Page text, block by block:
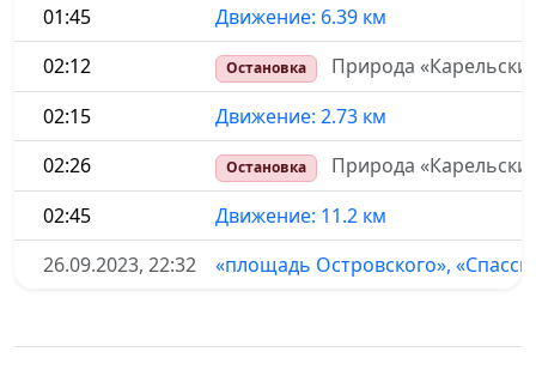
01:45
Движение: 6.39 км
02:12
Остановка
Природа
02:15
Движение: 2.73 км
02:26
Остановка
Природа
02:45
Движение: 11.2 км
26.09.2023, 22:32
«площадь Островского»,